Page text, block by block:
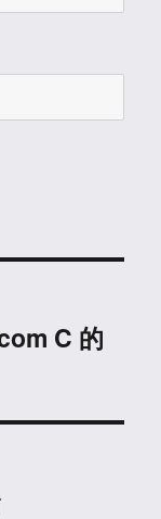
C 的